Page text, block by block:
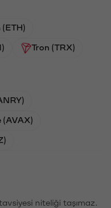
(ETH)
Tron (TRX)
(AVAX)
niteliği taşımaz.